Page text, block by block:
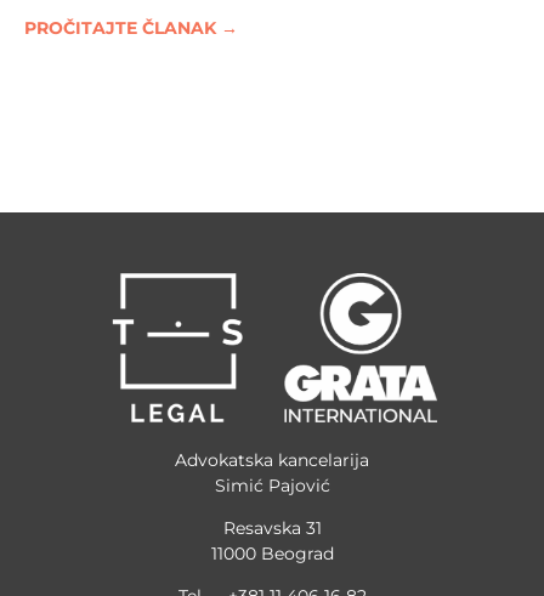
PROČITAJTE ČLANAK →
Advokatska kancelarija
Simić Pajović
Resavska 31
11000 Beograd